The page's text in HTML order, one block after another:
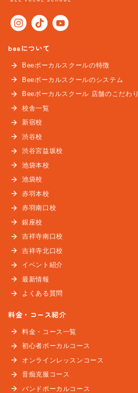
beeについて
Beeボーカルスクールの特徴
Beeボーカルスクールのシステム
Beeボーカルスクール 店舗のこだわり
校舎一覧
新宿校
渋谷校
渋谷宮益坂校
池袋本校
池袋校
赤羽本校
赤羽南口校
銀座校
吉祥寺南口校
吉祥寺北口校
イベント紹介
最新情報
よくある質問
料金・コース紹介
料金・コース一覧
初心者ボーカルコース
オンラインレッスンコース
音痴克服コース
バンドボーカルコース